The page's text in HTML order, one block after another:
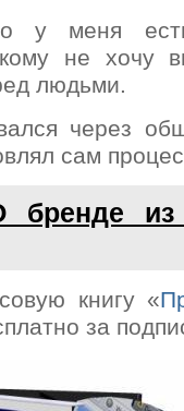
у меня
не хочу
людьми.
через
сам
бренде из
книгу «
за